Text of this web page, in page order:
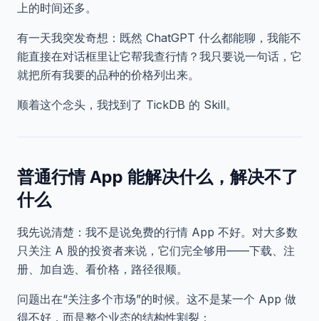
上的时间还多。
有一天我突发奇想：既然 ChatGPT 什么都能聊，我能不
能直接在对话框里让它帮我查行情？我只要说一句话，它
就把所有我要的品种的价格列出来。
顺着这个念头，我找到了 TickDB 的 Skill。
普通行情 App 能解决什么，解决不了
什么
我先说清楚：我不是说免费的行情 App 不好。对大多数
只关注 A 股的投资者来说，它们完全够用——下载、注
册、加自选、看价格，路径很顺。
问题出在“关注多个市场”的时候。这不是某一个 App 做
得不好，而是整个业态的结构性割裂：